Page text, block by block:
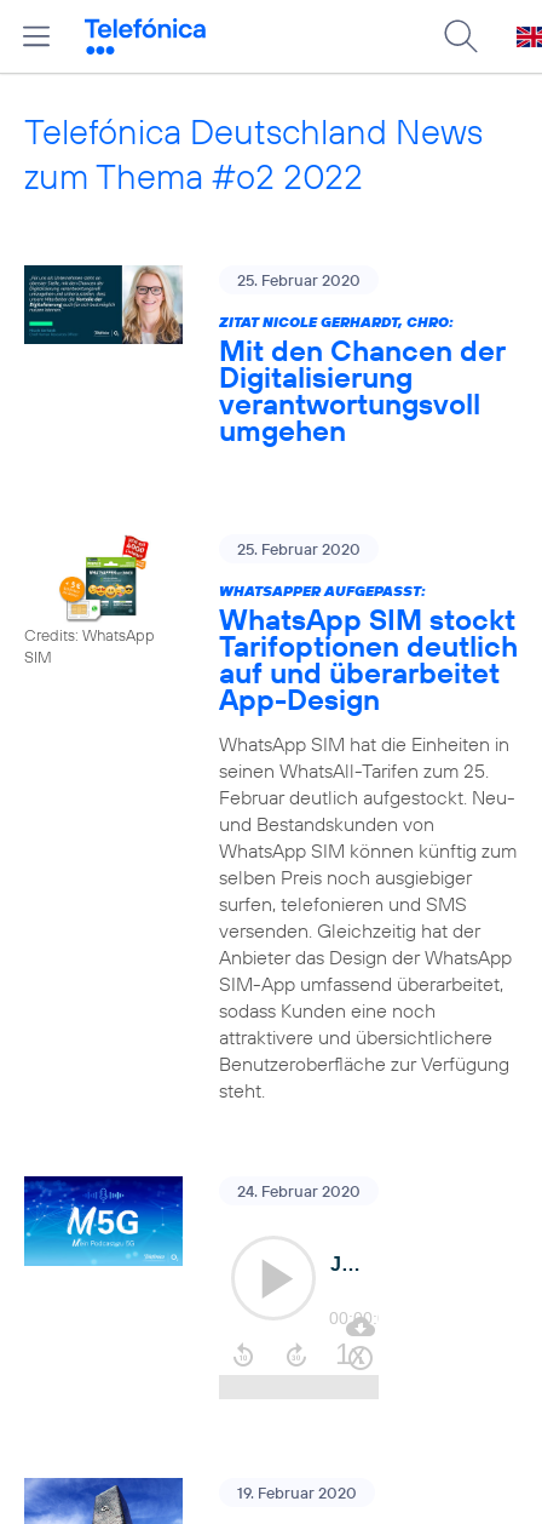
Telefónica Deutschland News
zum Thema #o2 2022
25. Februar 2020
ZITAT NICOLE GERHARDT, CHRO:
Mit den Chancen der
Digitalisierung
verantwortungsvoll
umgehen
Credits: WhatsApp
SIM
25. Februar 2020
WHATSAPPER AUFGEPASST:
WhatsApp SIM stockt
Tarifoptionen deutlich
auf und überarbeitet
App-Design
WhatsApp SIM hat die Einheiten in
seinen WhatsAll-Tarifen zum 25.
Februar deutlich aufgestockt. Neu-
und Bestandskunden von
WhatsApp SIM können künftig zum
selben Preis noch ausgiebiger
surfen, telefonieren und SMS
versenden. Gleichzeitig hat der
Anbieter das Design der WhatsApp
SIM-App umfassend überarbeitet,
sodass Kunden eine noch
attraktivere und übersichtlichere
Benutzeroberfläche zur Verfügung
steht.
24. Februar 2020
19. Februar 2020